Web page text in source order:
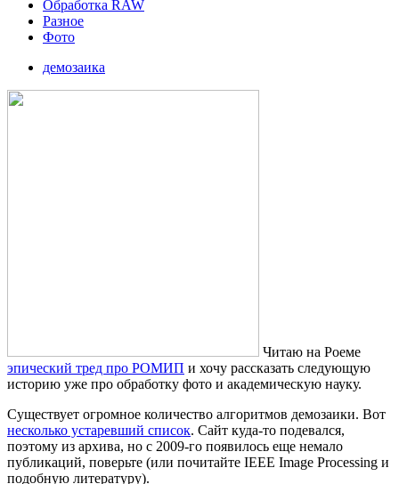
Обработка RAW
Разное
Фото
демозаика
Читаю на Роеме
эпический тред про РОМИП и хочу рассказать следующую
историю уже про обработку фото и академическую науку.
Существует огромное количество алгоритмов демозаики. Вот
несколько устаревший список. Сайт куда-то подевался,
поэтому из архива, но с 2009-го появилось еще немало
публикаций, поверьте (или почитайте IEEE Image Processing и
подобную литературу).